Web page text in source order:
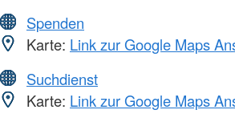
Spenden
Karte: Link zur Google Maps
Suchdienst
Karte: Link zur Google Maps